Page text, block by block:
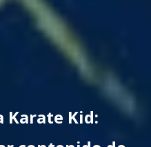
Karate Kid: